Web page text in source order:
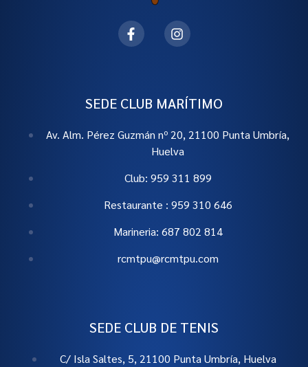
SEDE CLUB MARÍTIMO
Av. Alm. Pérez Guzmán nº 20, 21100 Punta Umbría,
Huelva
Club: 959 311 899
Restaurante : 959 310 646
Marineria: 687 802 814
rcmtpu@rcmtpu.com
SEDE CLUB DE TENIS
C/ Isla Saltes, 5, 21100 Punta Umbría, Huelva